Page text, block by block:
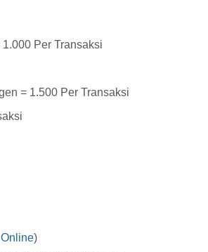
Per Transaksi
= 1.500 Per Transaksi
)